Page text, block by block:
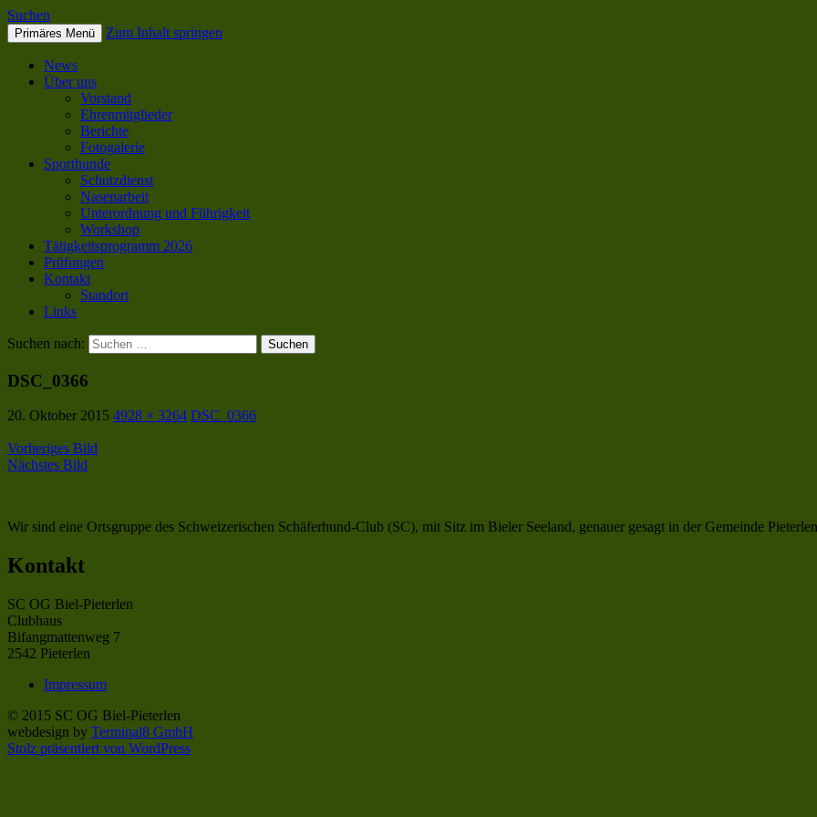
SC OG Biel-Pieterlen
Suchen
Primäres Menü Zum Inhalt springen
News
Über uns
Vorstand
Ehrenmitglieder
Berichte
Fotogalerie
Sporthunde
Schutzdienst
Nasenarbeit
Unterordnung und Führigkeit
Workshop
Tätigkeitsprogramm 2026
Prüfungen
Kontakt
Standort
Links
Suchen nach:
DSC_0366
20. Oktober 2015 4928 × 3264 DSC_0366
Vorheriges Bild
Nächstes Bild
Wir sind eine Ortsgruppe des Schweizerischen Schäferhund-Club (SC), mit Sitz im Bieler Seeland, genauer gesagt in der Gemeinde
Kontakt
SC OG Biel-Pieterlen
Clubhaus
Bifangmattenweg 7
2542 Pieterlen
Impressum
© 2015 SC OG Biel-Pieterlen
webdesign by Terminal8 GmbH
Stolz präsentiert von WordPress